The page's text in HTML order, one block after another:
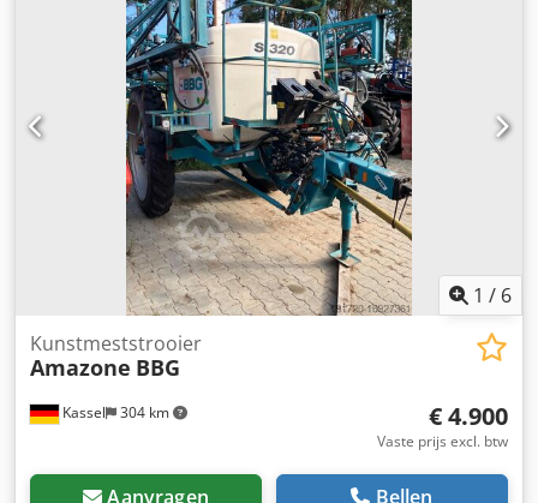
1 / 6
Kassel 304 km
Kunstmeststrooier
Amazone BBG
€ 4.900
Vaste prijs excl. btw
Aanvragen Bellen